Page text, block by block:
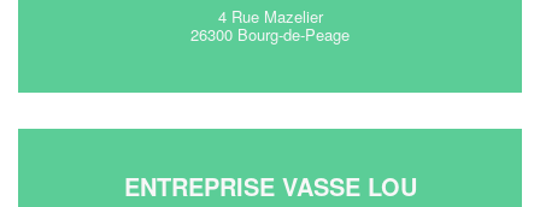
4 Rue Mazelier
26300 Bourg-de-Peage
ENTREPRISE VASSE LOU